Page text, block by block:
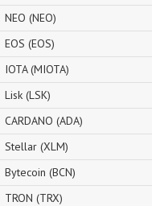
NEO (NEO)
EOS (EOS)
IOTA (MIOTA)
Lisk (LSK)
CARDANO (ADA)
Stellar (XLM)
Bytecoin (BCN)
TRON (TRX)